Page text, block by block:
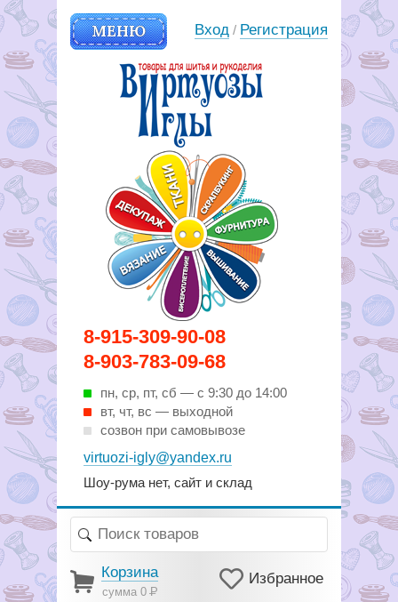
8-915-309-90-08
8-903-783-09-68
пн, ср, пт, cб — с 9:30 до 14:00
вт, чт, вс — выходной
созвон при самовывозе
virtuozi-igly@yandex.ru
Шоу-рума нет, сайт и склад
МЕНЮ
Вирутозы иглы. Товары для
шитья и рукоделья
Вход / Регистрация
Корзина
сумма 0Р
Избранное